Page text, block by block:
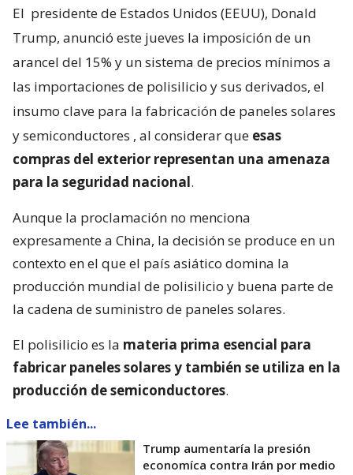
El presidente de Estados Unidos (EEUU), Donald
Trump, anunció este jueves la imposición de un
arancel del 15% y un sistema de precios mínimos a
las importaciones de polisilicio y sus derivados, el
insumo clave para la fabricación de paneles solares
y semiconductores , al considerar que esas
compras del exterior representan una amenaza
para la seguridad nacional.
Aunque la proclamación no menciona
expresamente a China, la decisión se produce en un
contexto en el que el país asiático domina la
producción mundial de polisilicio y buena parte de
la cadena de suministro de paneles solares.
El polisilicio es la materia prima esencial para
fabricar paneles solares y también se utiliza en la
producción de semiconductores.
Lee también...
Trump aumentaría la presión
economíca contra Irán por medio